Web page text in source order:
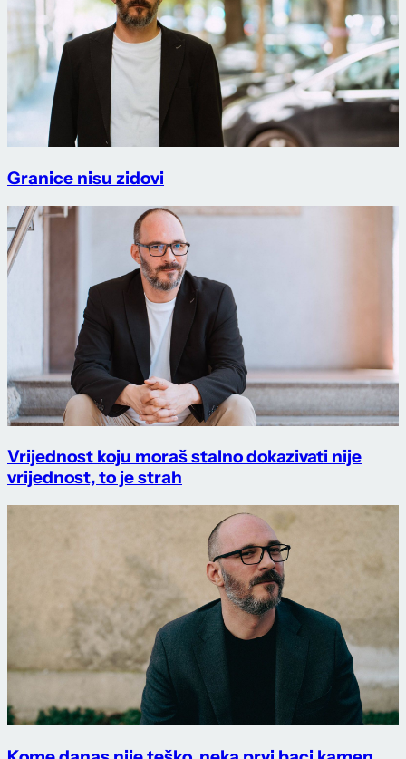
Granice nisu zidovi
Vrijednost koju moraš stalno dokazivati nije
vrijednost, to je strah